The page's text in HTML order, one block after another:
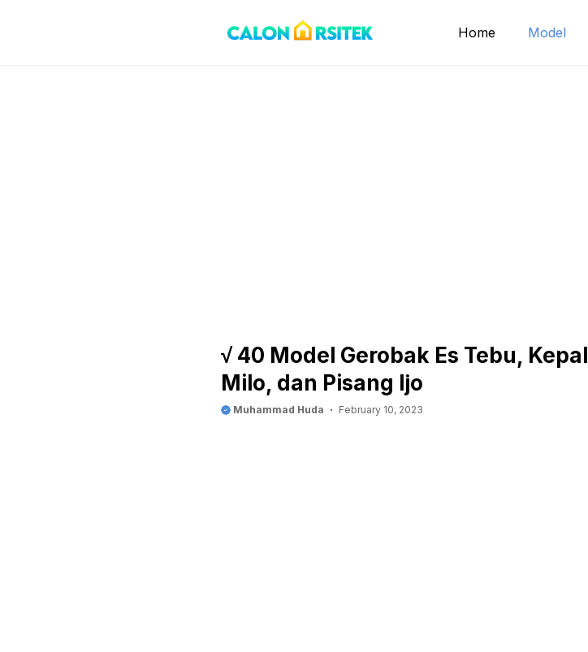
Home Model
√ 40 Model Gerobak Es Tebu, Kepal
Milo, dan Pisang Ijo
Muhammad Huda February 10, 2023